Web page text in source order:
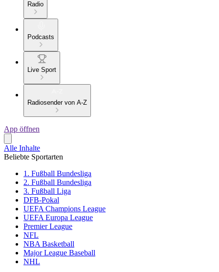
Radio
Podcasts
Live Sport
Radiosender von A-Z
App öffnen
Alle Inhalte
Beliebte Sportarten
1. Fußball Bundesliga
2. Fußball Bundesliga
3. Fußball Liga
DFB-Pokal
UEFA Champions League
UEFA Europa League
Premier League
NFL
NBA Basketball
Major League Baseball
NHL